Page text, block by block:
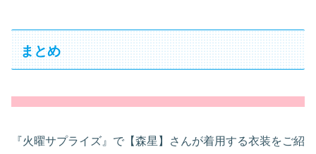
まとめ
『火曜サプライズ』で【森星】さんが着用する衣装をご紹